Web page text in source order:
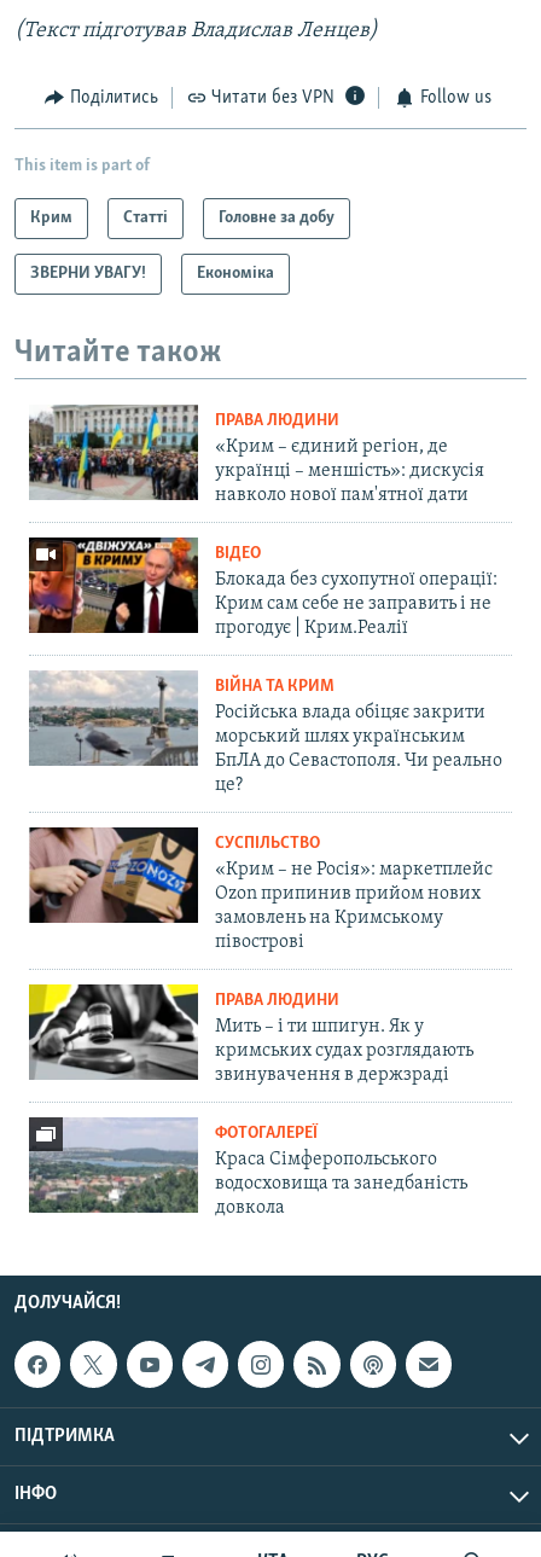
(Текст підготував Владислав Ленцев)
Поділитись Читати без VPN Follow us
This item is part of
Крим Статті Головне за добу
ЗВЕРНИ УВАГУ! Економіка
Читайте також
ПРАВА ЛЮДИНИ
«Крим – єдиний регіон, де
українці – меншість»: дискусія
навколо нової пам'ятної дати
ВІДЕО
Блокада без сухопутної операції:
Крим сам себе не заправить і не
прогодує | Крим.Реалії
ВІЙНА ТА КРИМ
Російська влада обіцяє закрити
морський шлях українським
БпЛА до Севастополя. Чи реально
це?
СУСПІЛЬСТВО
«Крим – не Росія»: маркетплейс
Ozon припинив прийом нових
замовлень на Кримському
півострові
ПРАВА ЛЮДИНИ
Мить – і ти шпигун. Як у
кримських судах розглядають
звинувачення в держзраді
ФОТОГАЛЕРЕЇ
Краса Сімферопольського
водосховища та занедбаність
довкола
ДОЛУЧАЙСЯ!
ПІДТРИМКА
ІНФО